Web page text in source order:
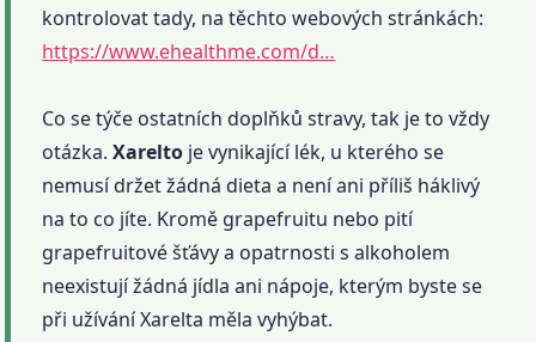
kontrolovat tady, na těchto webových stránkách:
https://www.ehealthme.com/d…
Co se týče ostatních doplňků stravy, tak je to vždy
otázka.Xarelto je vynikající lék, u kterého se
nemusí držet žádná dieta a není ani příliš háklivý
na to co jíte. Kromě grapefruitu nebo pití
grapefruitové šťávy a opatrnosti s alkoholem
neexistují žádná jídla ani nápoje, kterým byste se
při užívání Xarelta měla vyhýbat.